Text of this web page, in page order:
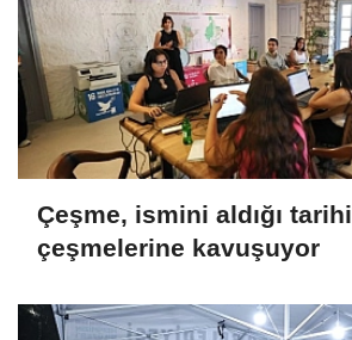
Çeşme, ismini aldığı tarihi
çeşmelerine kavuşuyor